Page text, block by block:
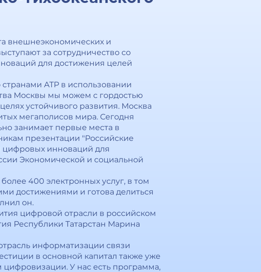
внешнеэкономических и
за сотрудничество со
для достижения целей
АТР в использовании
Москвы мы можем с гордостью
устойчивого развития. Москва
мегаполисов мира. Сегодня
занимает первые места в
презентации "Российские
цифровых инноваций для
Экономической и социальной
400 электронных услуг, в том
достижениями и готова делиться
он.
цифровой отрасли в российском
Республики Татарстан Марина
информатизации связи
в основной капитал также уже
У нас есть программа,